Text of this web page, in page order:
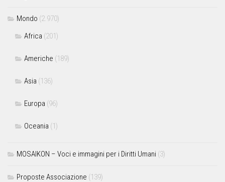
Mondo (2.970)
Africa (201)
Americhe (189)
Asia (136)
Europa (96)
Oceania (1)
MOSAIKON – Voci e immagini per i Diritti Umani (3)
Proposte Associazione (139)